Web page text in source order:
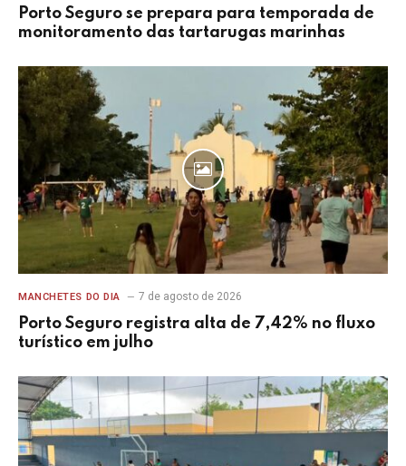
Porto Seguro se prepara para temporada de
monitoramento das tartarugas marinhas
MANCHETES DO DIA 7 de agosto de 2026
Porto Seguro registra alta de 7,42% no fluxo
turístico em julho